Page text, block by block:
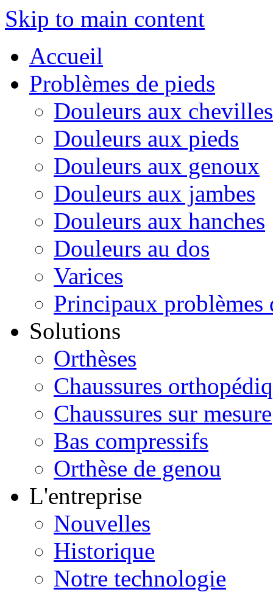
Skip to main content
Accueil
Problèmes de pieds
Douleurs aux chevilles
Douleurs aux pieds
Douleurs aux genoux
Douleurs aux jambes
Douleurs aux hanches
Douleurs au dos
Varices
Principaux problèmes
Solutions
Orthèses
Chaussures
Chaussures sur mesure
Bas compressifs
Orthèse de genou
L'entreprise
Nouvelles
Historique
Notre technologie